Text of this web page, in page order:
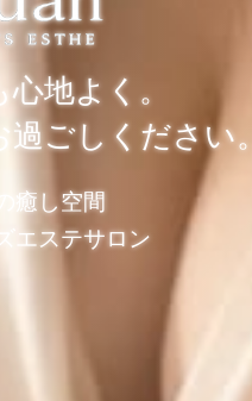
地よく。
ごしください。
癒し空間
エステサロン